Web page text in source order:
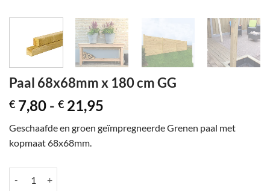
Paal 68x68mm x 180 cm GG
€ 7,80 - € 21,95
tot
Geschaafde en groen geïmpregneerde Grenen paal met
kopmaat 68x68mm.